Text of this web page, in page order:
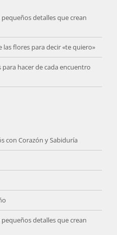
detalles que crean
las flores para decir «te quiero»
hacer de cada encuentro
con Corazón y Sabiduría
detalles que crean